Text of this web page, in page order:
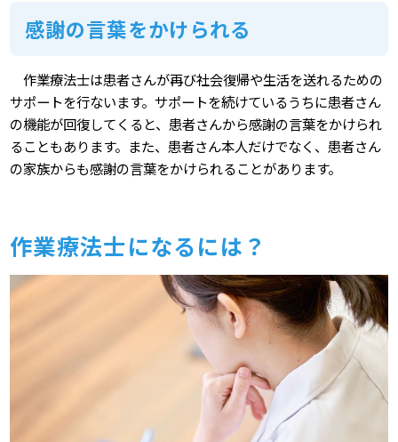
感謝の言葉をかけられる
作業療法士は患者さんが再び社会復帰や生活を送れるための
サポートを行ないます。サポートを続けているうちに患者さん
の機能が回復してくると、患者さんから感謝の言葉をかけられ
ることもあります。また、患者さん本人だけでなく、患者さん
の家族からも感謝の言葉をかけられることがあります。
作業療法士になるには？